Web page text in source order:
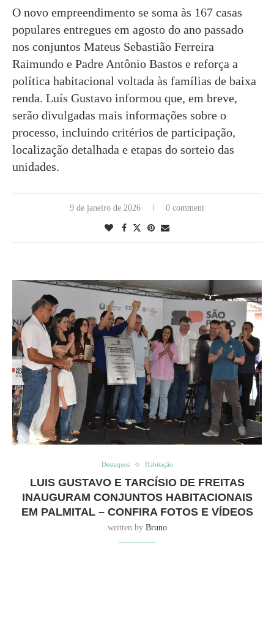
O novo empreendimento se soma às 167 casas
populares entregues em agosto do ano passado
nos conjuntos Mateus Sebastião Ferreira
Raimundo e Padre Antônio Bastos e reforça a
política habitacional voltada às famílias de baixa
renda. Luís Gustavo informou que, em breve,
serão divulgadas mais informações sobre o
processo, incluindo critérios de participação,
localização detalhada e etapas do sorteio das
unidades.
9 de janeiro de 2026 0 comment
Destaques Habitação
LUIS GUSTAVO E TARCÍSIO DE FREITAS
INAUGURAM CONJUNTOS HABITACIONAIS
EM PALMITAL – CONFIRA FOTOS E VÍDEOS
written by Bruno